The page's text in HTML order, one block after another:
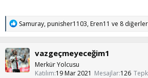
T
p
k
i
l
e
Samuray,punisher1103,Eren11 ve 8
vazgeçmeyeceğim1
Merkür Yolcusu
Katılım 19 Mar 2021 Mesajlar 126